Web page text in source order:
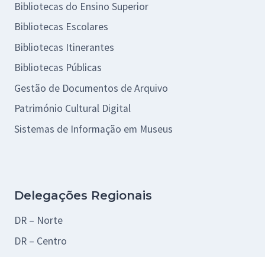
Bibliotecas do Ensino Superior
Bibliotecas Escolares
Bibliotecas Itinerantes
Bibliotecas Públicas
Gestão de Documentos de Arquivo
Património Cultural Digital
Sistemas de Informação em Museus
Delegações Regionais
DR – Norte
DR – Centro